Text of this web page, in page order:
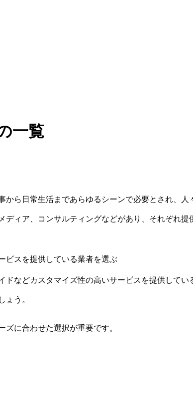
一覧
ら日常生活まであらゆるシーンで必要とされ、人
ィア、コンサルティングなどがあり、それぞれ
ビスを提供している業者を選ぶ
などカスタマイズ性の高いサービスを提供してい
ょう。
に合わせた選択が重要です。